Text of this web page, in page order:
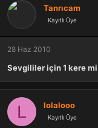
Tanrıcam
Kayıtlı Üye
28 Haz 2010
Sevgililer için 1 kere
L lolalooo
Kayıtlı Üye